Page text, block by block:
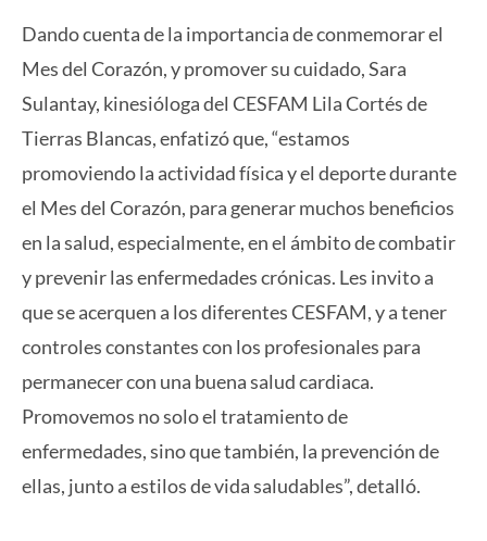
Dando cuenta de la importancia de conmemorar el
Mes del Corazón, y promover su cuidado, Sara
Sulantay, kinesióloga del CESFAM Lila Cortés de
Tierras Blancas, enfatizó que, “estamos
promoviendo la actividad física y el deporte durante
el Mes del Corazón, para generar muchos beneficios
en la salud, especialmente, en el ámbito de combatir
y prevenir las enfermedades crónicas. Les invito a
que se acerquen a los diferentes CESFAM, y a tener
controles constantes con los profesionales para
permanecer con una buena salud cardiaca.
Promovemos no solo el tratamiento de
enfermedades, sino que también, la prevención de
ellas, junto a estilos de vida saludables”, detalló.